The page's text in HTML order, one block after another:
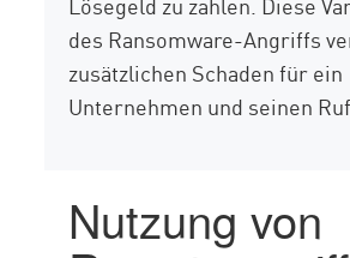
des Ransomware-Angriffs
zusätzlichen Schaden für ein
Unternehmen und seinen
Nutzung von